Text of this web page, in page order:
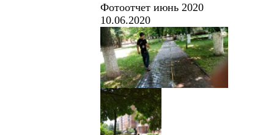
Фотоотчет июнь 2020
10.06.2020